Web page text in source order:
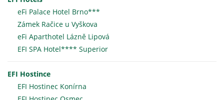
eFi Palace Hotel Brno***
Zámek Račice u Vyškova
eFi Aparthotel Lázně Lipová
EFI SPA Hotel**** Superior
EFI Hostince
EFI Hostinec Konírna